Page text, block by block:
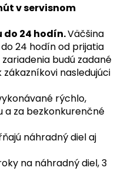
v servisnom
24 hodín.Väčšina
24 hodín od prijatia
budú zadané
nasledujúci
rýchlo,
a za bezkonkurenčné
náhradný diel aj
na náhradný diel, 3